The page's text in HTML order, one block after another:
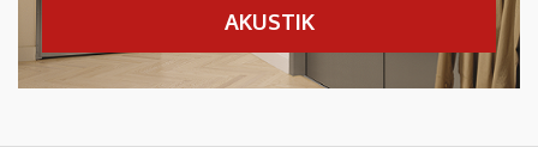
AKUSTIK